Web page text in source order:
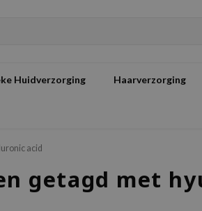
Huidverzorging Haarverzorging
acid
getagd met